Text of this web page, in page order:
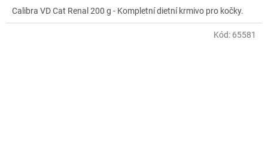
Calibra VD Cat Renal 200 g - Kompletní dietní krmivo pro kočky.
Kód: 65581